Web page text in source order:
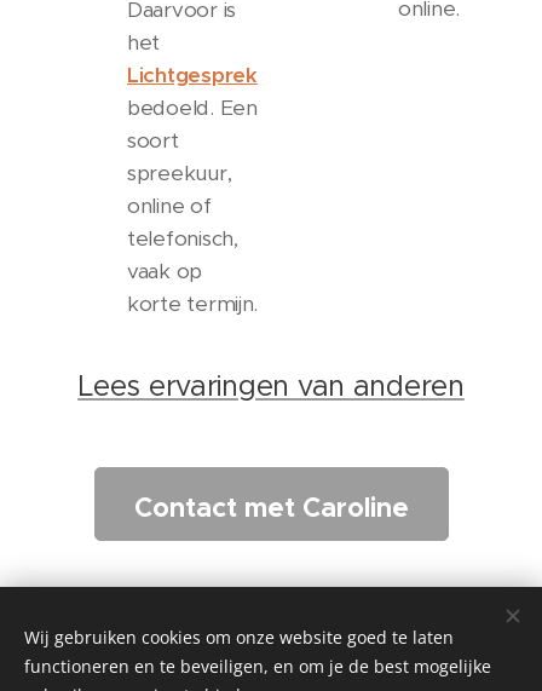
Daarvoor is
het
Lichtgesprek
bedoeld. Een
soort
spreekuur,
online of
telefonisch,
vaak op
korte termijn.
online.
Lees ervaringen van anderen
Contact met Caroline
Wij gebruiken cookies om onze website goed te laten
functioneren en te beveiligen, en om je de best mogelijke